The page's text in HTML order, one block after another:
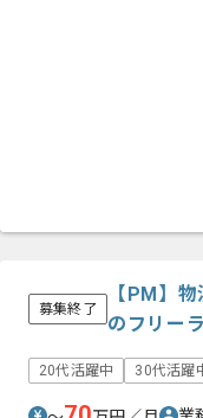
募集終了
【PM】物
のフリー
20代活躍中 30代活躍